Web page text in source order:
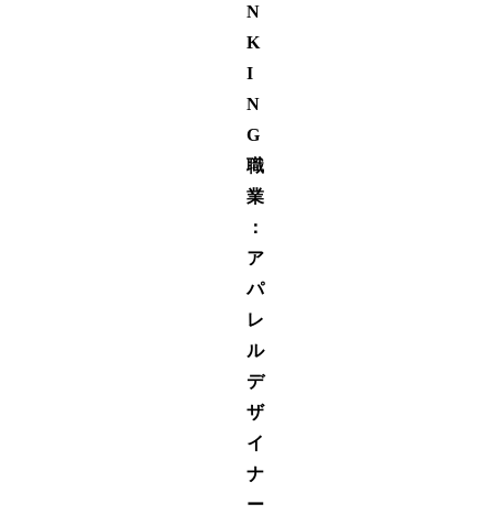
N
K
I
N
G
職
業
：
ア
パ
レ
ル
デ
ザ
イ
ナ
ー